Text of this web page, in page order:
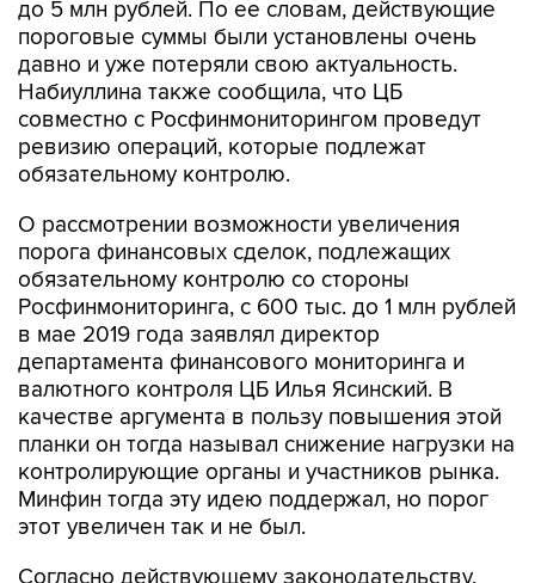
до 5 млн рублей. По ее словам, действующие
пороговые суммы были установлены очень
давно и уже потеряли свою актуальность.
Набиуллина также сообщила, что ЦБ
совместно с Росфинмониторингом проведут
ревизию операций, которые подлежат
обязательному контролю.
О рассмотрении возможности увеличения
порога финансовых сделок, подлежащих
обязательному контролю со стороны
Росфинмониторинга, с 600 тыс. до 1 млн рублей
в мае 2019 года заявлял директор
департамента финансового мониторинга и
валютного контроля ЦБ Илья Ясинский. В
качестве аргумента в пользу повышения этой
планки он тогда называл снижение нагрузки на
контролирующие органы и участников рынка.
Минфин тогда эту идею поддержал, но порог
этот увеличен так и не был.